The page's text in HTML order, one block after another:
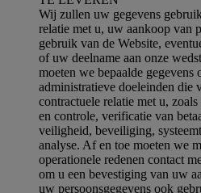
Wij zullen uw gegevens
relatie met u, uw aankoop van
gebruik van de Website,
of uw deelname aan onze
moeten we bepaalde
administratieve doeleinden die
contractuele relatie met u,
en controle, verificatie van
veiligheid, beveiliging,
analyse. Af en toe moeten we
operationele redenen contact
om u een bevestiging van uw
uw persoonsgegevens ook